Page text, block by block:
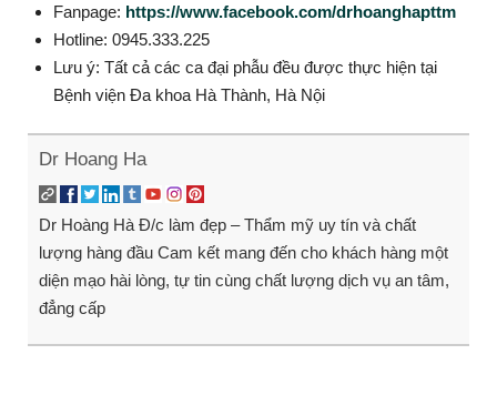
Fanpage: https://www.facebook.com/drhoanghapttm
Hotline: 0945.333.225
Lưu ý: Tất cả các ca đại phẫu đều được thực hiện tại
Bệnh viện Đa khoa Hà Thành, Hà Nội
Dr Hoang Ha
Dr Hoàng Hà Đ/c làm đẹp – Thẩm mỹ uy tín và chất
lượng hàng đầu Cam kết mang đến cho khách hàng một
diện mạo hài lòng, tự tin cùng chất lượng dịch vụ an tâm,
đẳng cấp